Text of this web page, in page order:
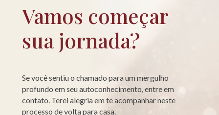
Vamos começar
sua jornada?
Se você sentiu o chamado para um mergulho
profundo em seu autoconhecimento, entre em
contato. Terei alegria em te acompanhar neste
processo de volta para casa.